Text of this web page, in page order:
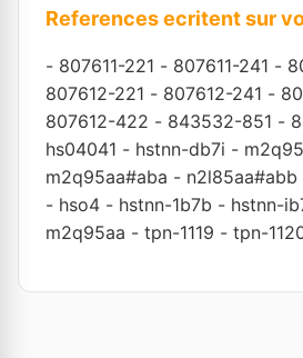
References ecritent sur
- 807611-221 - 807611-241 -
807612-221 - 807612-241 -
807612-422 - 843532-851 -
hs04041 - hstnn-db7i -
m2q95aa#aba - n2l85aa#abb
- hso4 - hstnn-1b7b - hstnn-
m2q95aa - tpn-1119 - tpn-